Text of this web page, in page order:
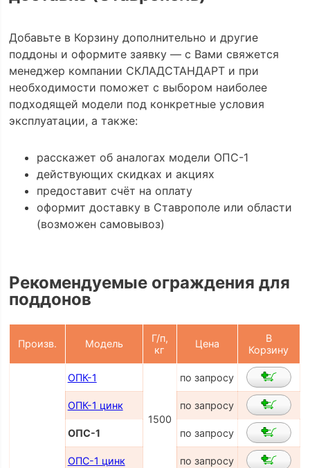
Добавьте в Корзину дополнительно и другие
поддоны и оформите заявку — с Вами свяжется
менеджер компании СКЛАДСТАНДАРТ и при
необходимости поможет с выбором наиболее
подходящей модели под конкретные условия
эксплуатации, а также:
расскажет об аналогах модели ОПС-1
действующих скидках и акциях
предоставит счёт на оплату
оформит доставку в Ставрополе или области
(возможен самовывоз)
Рекомендуемые ограждения для
поддонов
Произв. Модель
Г/п,
кг
Цена
В
Корзину
ОПК-1
1500
по запросу
ОПК-1 цинк по запросу
ОПС-1 по запросу
ОПС-1 цинк по запросу